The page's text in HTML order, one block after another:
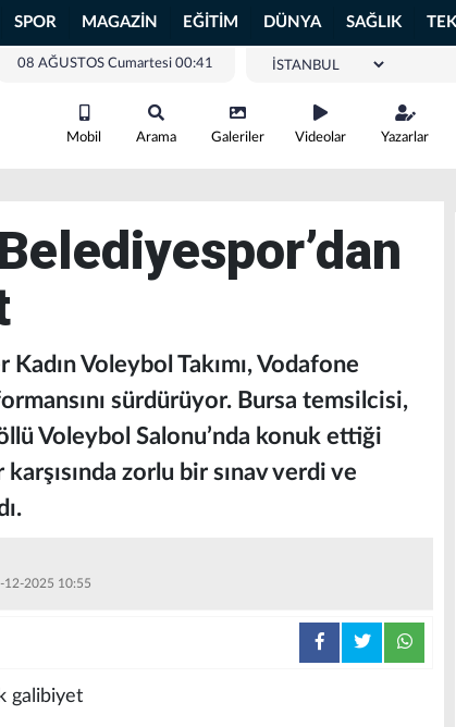
SPOR MAGAZİN EĞİTİM DÜNYA SAĞLIK
08 AĞUSTOS Cumartesi 00:41
Mobil Arama Galeriler Videolar Yazarlar
Voleybol Takımı, Vodafone
sürdürüyor. Bursa temsilcisi,
Voleybol Salonu’nda konuk ettiği
zorlu bir sınav verdi ve
12-2025 10:55